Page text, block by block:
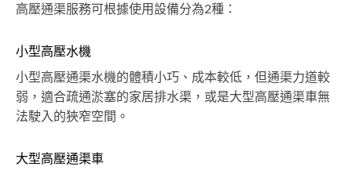
高壓通渠服務可根據使用設備分為2種：
小型高壓水機
小型高壓通渠水機的體積小巧、成本較低，但通渠力道較
弱，適合疏通淤塞的家居排水渠，或是大型高壓通渠車無
法駛入的狹窄空間。
大型高壓通渠車